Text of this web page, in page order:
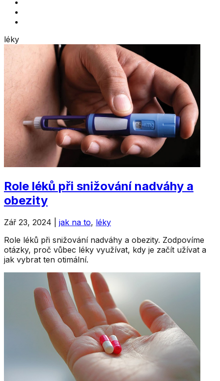
léky
Role léků při snižování nadváhy a
obezity
Zář 23, 2024 jak na to, léky
Role léků při snižování nadváhy a obezity. Zodpovíme
otázky, proč vůbec léky využívat, kdy je začít užívat a
jak vybrat ten otimální.